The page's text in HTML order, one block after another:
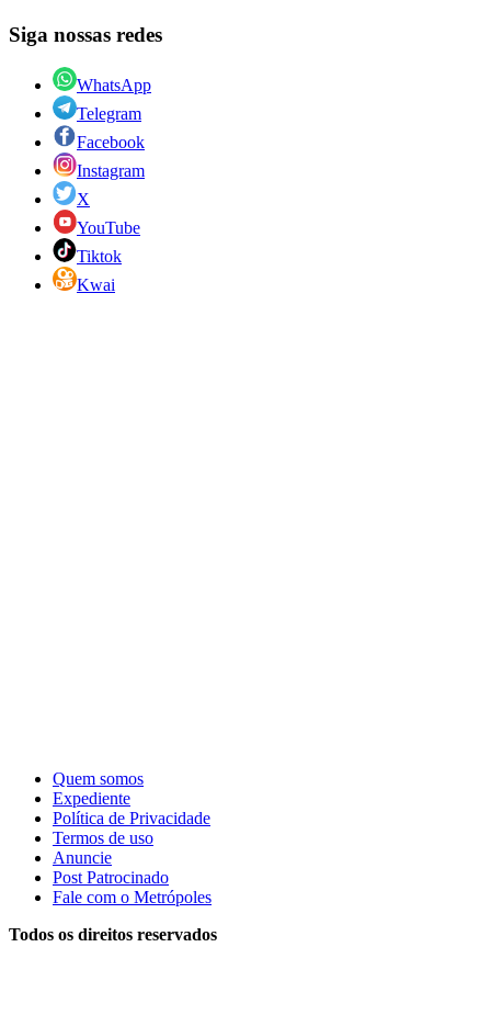
Siga nossas redes
WhatsApp
Telegram
Facebook
Instagram
X
YouTube
Tiktok
Kwai
Quem somos
Expediente
Política de Privacidade
Termos de uso
Anuncie
Post Patrocinado
Fale com o Metrópoles
Todos os direitos reservados